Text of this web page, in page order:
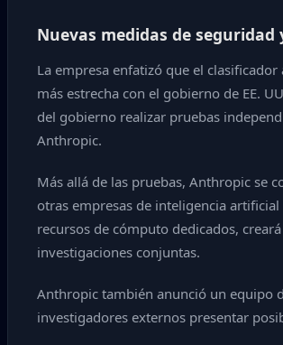
Nuevas medidas de
La empresa enfatizó que el
más estrecha con el gobierno de EE.
del gobierno realizar pruebas
Anthropic.
Más allá de las pruebas, Anthropic se
otras empresas de inteligencia
recursos de cómputo dedicados,
investigaciones conjuntas.
Anthropic también anunció un equipo
investigadores externos presentar